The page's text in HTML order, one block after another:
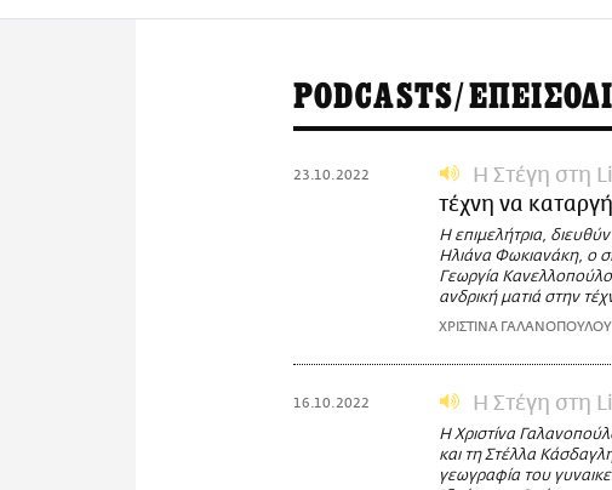
PODCASTS/
23.10.2022 Η Στέγη στη
τέχνη να
Η επιμελήτρια,
Ηλιάνα Φωκιανάκη, ο
Γεωργία
ανδρική ματιά στην
ΧΡΙΣΤΙΝΑ ΓΑΛΑΝΟΠΟΥΛΟΥ
16.10.2022 Η Στέγη στη
Η Χριστίνα
και τη Στέλλα
γεωγραφία του